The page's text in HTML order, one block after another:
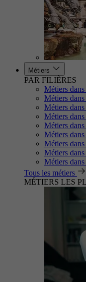
Métiers
PAR FILIÈRES
Métiers
Métiers
Métiers
Métiers
Métiers
Métiers
Métiers
Métiers
Métiers dans
Tous les métiers
MÉTIERS LES